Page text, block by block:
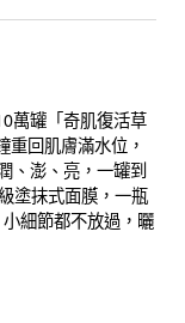
萬罐「奇肌復活草
回肌膚滿水位，
、澎、亮，一罐到
塗抹式面膜，一瓶
細節都不放過，曬